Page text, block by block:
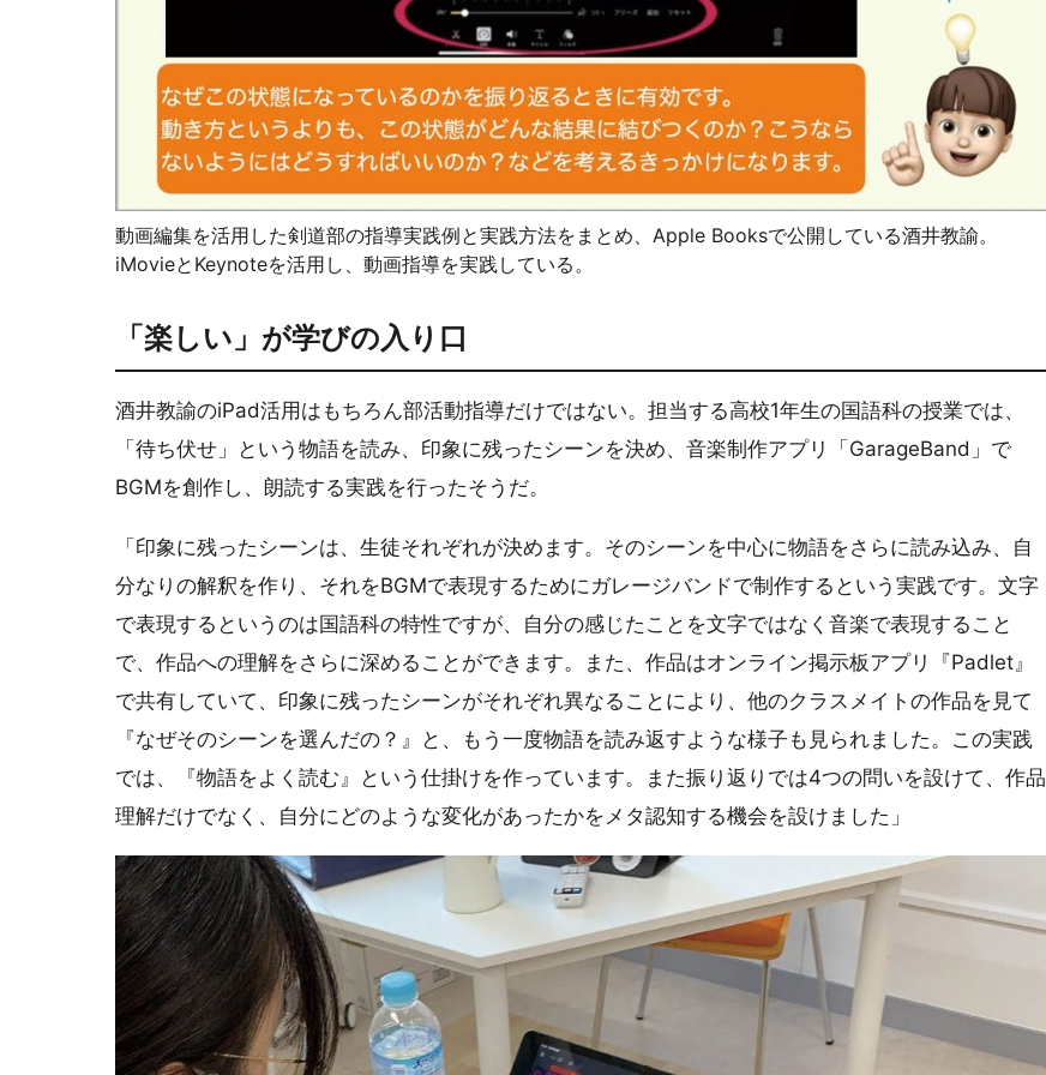
動画編集を活用した剣道部の指導実践例と実践方法をまとめ、Apple Booksで公開している酒井教諭。
iMovieとKeynoteを活用し、動画指導を実践している。
「楽しい」が学びの入り口
酒井教諭のiPad活用はもちろん部活動指導だけではない。担当する高校1年生の国語科の授業では、
「待ち伏せ」という物語を読み、印象に残ったシーンを決め、音楽制作アプリ「GarageBand」で
BGMを創作し、朗読する実践を行ったそうだ。
「印象に残ったシーンは、生徒それぞれが決めます。そのシーンを中心に物語をさらに読み込み、自
分なりの解釈を作り、それをBGMで表現するためにガレージバンドで制作するという実践です。文字
で表現するというのは国語科の特性ですが、自分の感じたことを文字ではなく音楽で表現すること
で、作品への理解をさらに深めることができます。また、作品はオンライン掲示板アプリ『Padlet』
で共有していて、印象に残ったシーンがそれぞれ異なることにより、他のクラスメイトの作品を見て
『なぜそのシーンを選んだの？』と、もう一度物語を読み返すような様子も見られました。この実践
では、『物語をよく読む』という仕掛けを作っています。また振り返りでは4つの問いを設けて、作品
理解だけでなく、自分にどのような変化があったかをメタ認知する機会を設けました」